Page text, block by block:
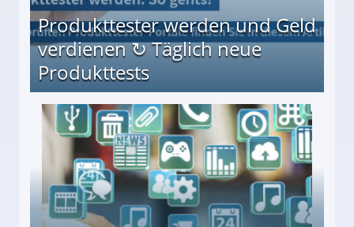
Produkttester werden und Geld
verdienen ↻ Täglich neue
Produkttests
↻ Täglich neue Produkttests